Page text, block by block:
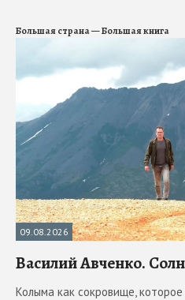
Большая страна — Большая книга
09.08.2026
Василий Авченко.
Колыма как сокровище,